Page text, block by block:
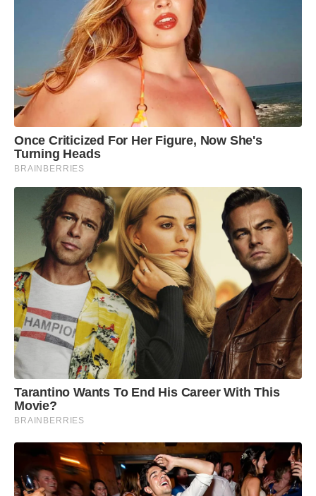
Once Criticized For Her Figure, Now She's
Turning Heads
BRAINBERRIES
Tarantino Wants To End His Career With This
Movie?
BRAINBERRIES